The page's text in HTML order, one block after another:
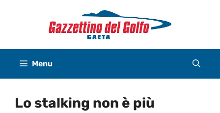
Menu
Lo stalking non è più